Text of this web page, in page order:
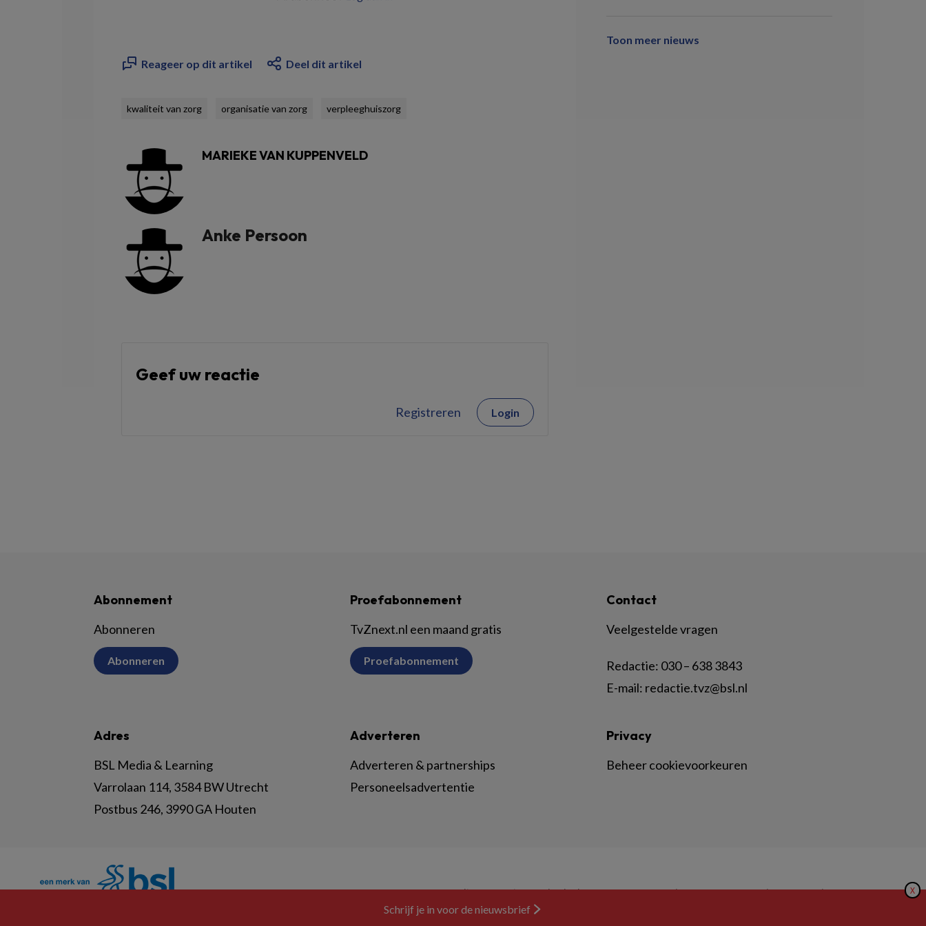
Reageer op dit artikel Deel dit artikel
kwaliteit van zorg organisatie van zorg verpleeghuiszorg
MARIEKE VAN KUPPENVELD
Anke Persoon
Geef uw reactie
Registreren Login
Toon meer nieuws
Abonnement
Abonneren
Abonneren
Proefabonnement
TvZnext.nl een maand gratis
Proefabonnement
Contact
Veelgestelde vragen
Redactie: 030 – 638 3843
E-mail: redactie.tvz@bsl.nl
Adres
BSL Media & Learning
Varrolaan 114, 3584 BW Utrecht
Postbus 246, 3990 GA Houten
Adverteren
Adverteren & partnerships
Personeelsadvertentie
Privacy
Beheer cookievoorkeuren
© BSL Media & Learning, onderdeel vanSpringer Nature|Privacy Statement|Disclaimer|Voorwaarden X
Schrijf je in voor de nieuwsbrief